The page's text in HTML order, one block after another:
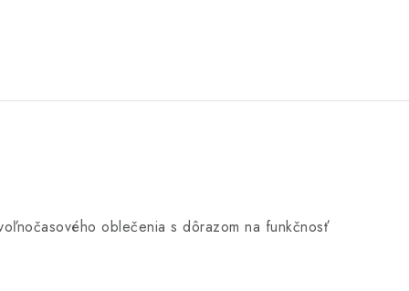
oblečenia s dôrazom na funkčnosť